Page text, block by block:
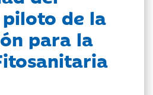
de la
para la